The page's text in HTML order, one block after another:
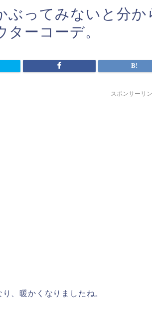
ぶってみないと分
ターコーデ。
スポンサーリ
、暖かくなりましたね。